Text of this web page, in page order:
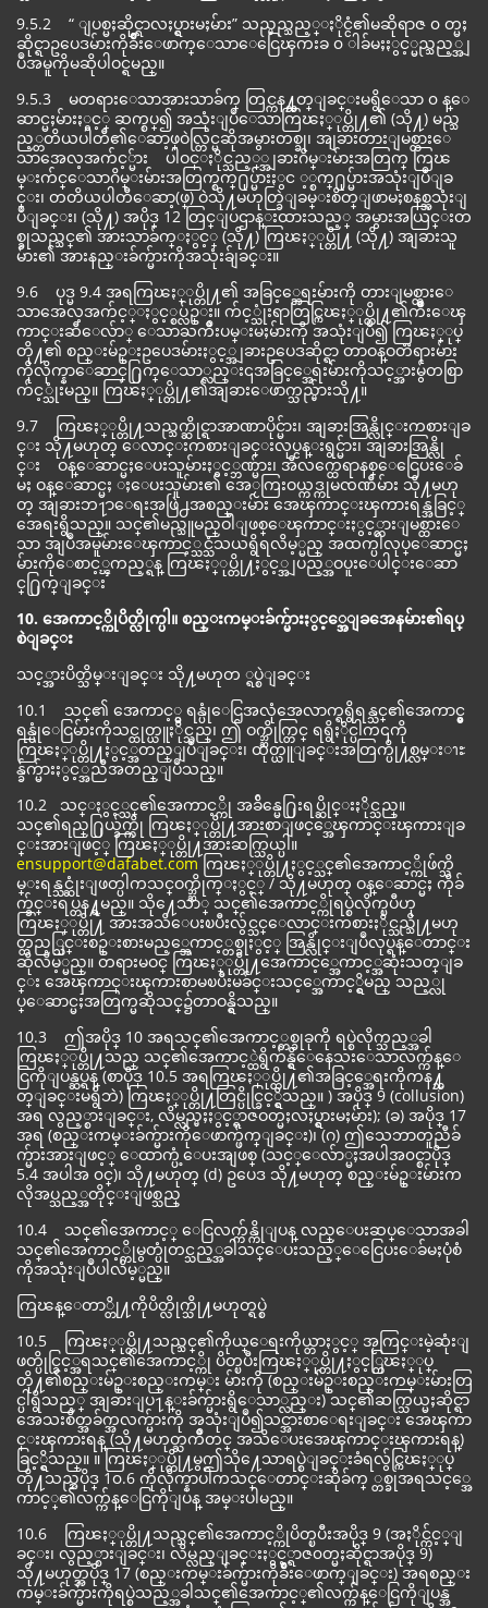
9.5.2 “ ျပစ္မႈဆိုင္ရာလႈပ္ရွားမႈမ်ား” သည္မည္သည့္ႏိုင္ငံ၏မဆိုရာဇ ၀ တ္မႈ
ဆိုင္ရာဥပေဒမ်ားကိုခ်ိဳးေဖာက္ေသာေငြေၾကးခ ၀ ါခ်မႈႏွင့္မည္သည့္အျ
ပဳအမူကိုမဆိုပါဝင္ရမည္။
9.5.3 မတရားေသာအားသာခ်က္ တြင္ကန႔္သတ္ျခင္းမရွိေသာ ၀ န္ေ
ဆာင္မႈမ်ားႏွင့္ ဆက္စပ္၍ အသုံးျပဳေသာကြၽႏ္ုပ္တို႔၏ (သို႔) မည္သ
ည့္တတိယပါတီ၏ေဆာ့ဖ္ဝဲလ္တြင္မဆိုအမွားတစ္ခု၊ အျခားတားျမစ္ထားေ
သာအေလ့အက်င့္မ်ား ပါဝင္ႏိုင္သည့္္အျခားဂိမ္းမ်ားအတြက္ ကြၽ
မ္းက်င္ေသာဂိမ္းမ်ားအတြက္စက္႐ုပ္မ်ားႏွင ့္စက္႐ုပ္မ်ားအသုံးျပဳျခ
င္း၊ တတိယပါတီေဆာ့(ဖ္) ဝဲသို႔မဟုတ္ခြဲျခမ္းစိတ္ျဖာမႈစနစ္အသုံးျ
ပဳျခင္း၊ (သို႔) အပိုဒ္ 12 တြင္ျပဌာန္းထားသည့္ အမွားအယြင္းတ
စ္ခုသည္သင္၏ အားသာခ်က္ႏွင့္ (သို႔) ကြၽႏ္ုပ္တို႔ (သို႔) အျခားသူ
မ်ား၏ အားနည္းခ်က္မ်ားကိုအသုံးခ်ျခင္း။
9.6 ပုဒ္မ 9.4 အရကြၽႏ္ုပ္တို႔၏ အခြင့္အေရးမ်ားကို တားျမစ္ထားေ
သာအေလ့အက်င့္ႏွင့္စပ္လ်ဥ္း။ က်င့္သုံးရာတြင္ကြၽႏ္ုပ္တို႔၏က်ိဳးေၾ
ကာင္းဆီေလ်ာ္ ေသာႀကိဳးပမ္းမႈမ်ားကို အသုံးျပဳ၍ ကြၽႏ္ုပ္
တို႔၏ စည္းမ်ဥ္းဥပေဒမ်ားႏွင့္အျခားဥပေဒဆိုင္ရာ တာဝန္ဝတၱရားမ်ား
ကိုလိုက္နာေဆာင္႐ြက္ေသာ္လည္း၎အခြင့္အေရးမ်ားကိုသင့္အားမွ်တစြာ
က်င့္သုံးမည္။ ကြၽႏ္ုပ္တို႔၏အျခားေဖာက္သည္မ်ားသို႔။
9.7 ကြၽႏ္ုပ္တို႔သည္သက္ဆိုင္ရာအာဏာပိုင္မ်ား၊ အျခားအြန္လိုင္းကစားျခ
င္း သို႔မဟုတ္ ေလာင္းကစားျခင္းလုပ္ငန္းရွင္မ်ား၊ အျခားအြန္လို
င္း ဝန္ေဆာင္မႈေပးသူမ်ားႏွင့္ဘဏ္မ်ား၊ အီလက္ထေရာနစ္ေငြေပးေခ်
မႈ ဝန္ေဆာင္မႈ ႈေပးသူမ်ား၏ အေႂကြးဝယ္ကဒ္ကုမၸဏီမ်ား သို႔မဟု
တ္ အျခားဘ႑ာေရးအဖြဲ႕အစည္းမ်ား အေၾကာင္းၾကားရန္အခြင့္
အေရးရွိသည္။ သင္၏မည္သူမည္ဝါျဖစ္ေၾကာင္းႏွင့္တားျမစ္ထားေ
သာ အျပဳအမူမ်ားေၾကာင့္သင္သံသယရွိရလိမ့္မည္ အထက္ပါလုပ္ေဆာင္မႈ
မ်ားကိုေစာင့္ၾကည့္ရန္ ကြၽႏ္ုပ္တို႔ႏွင့္အျပည့္အဝပူးေပါင္းေဆာ
င္႐ြက္ျခင္း
10. အေကာင့္ကိုပိတ္လိုက္ပါ။ စည္းကမ္းခ်က္မ်ားႏွင့္အေျခအေနမ်ား၏ရပ္
စဲျခင္း
သင့္အားပိတ္သိမ္းျခင္း သို႔မဟုတ ္ရပ္စဲျခင္း
10.1 သင္၏ အေကာင့္မွ ရန္ပုံေငြအလုံအေလာက္ရရွိရန္သင္၏အေကာင့္မွ
ရန္ပုံေငြမ်ားကိုသင္ထုတ္ယူႏိုင္သည္၊ ဤ ဝက္ဘ္ဆိုက္တြင္ ရရွိႏိုင္ပါက၎ကို
ကြၽႏ္ုပ္တို႔ႏွင့္အတည္ျပဳျခင္း၊ ထုတ္ယူျခင္းအတြက္ပို႔စ္လမ္းၫႊ
န္ခ်က္မ်ားႏွင့္အညီအတည္ျပဳသည္။
10.2 သင္ႏွင့္သင္၏အေကာင့္ကို အခ်ိန္မေ႐ြးရပ္ဆိုင္းႏိုင္သည္။
သင္၏ရည္႐ြယ္ခ်က္ကို ကြၽႏ္ုပ္တို႔အားစာျဖင့္အေၾကာင္းၾကားျခ
င္းအားျဖင့္ ကြၽႏ္ုပ္တို႔အားဆက္သြယ္ပါ။
ensupport@dafabet.comကြၽႏ္ုပ္တို႔ႏွင့္သင္၏အေကာင့္ကိုဖ်က္သိ
မ္းရန္သင္ဆုံးျဖတ္ပါကသင္ဝက္ဘ္ဆိုက္ႏွင့္ / သို႔မဟုတ္ ဝန္ေဆာင္မႈ ကိုခ်
က္ခ်င္းရပ္တန႔္ရမည္။ သို႔ေသာ္ သင္၏အေကာင့္ကိုရပ္စဲလိုက္ၿပီဟု
ကြၽႏ္ုပ္တို႔ အားအသိေပးၿပီးလွ်င္သင္ေလာင္းကစားႏိုင္သည္သို႔မဟု
တ္ထည့္သြင္းစဥ္းစားမည့္အေကာင့္တစ္ခုႏွင့္ အြန္လိုင္းျပဳလုပ္ရန္ေတာင္း
ဆိုလိမ့္မည္။ တရားမဝင္ ကြၽႏ္ုပ္တို႔အေကာင့္အေကာင့္အဆုံးသတ္ျခ
င္း အေၾကာင္းၾကားစာမၿပီးမခ်င္းသင့္အေကာင့္ရွိမည္ သည့္လု
ပ္ေဆာင္မႈအတြက္မဆိုသင္၌တာဝန္ရွိသည္။
10.3 ဤအပိုဒ္ 10 အရသင္၏အေကာင့္တစ္ခုခုကို ရပ္စဲလိုက္သည့္အခါ
ကြၽႏ္ုပ္တို႔သည္ သင္၏အေကာင့္ထဲရွိက်န္ရွိေနေသးေသာလက္က်န္ေ
ငြကိုျပန္ဆပ္ရန္ (စာပိုဒ္ 10.5 အရကြၽႏ္ုပ္တို႔၏အခြင့္အေရးကိုကန႔္သ
တ္ျခင္းမရွိဘဲ) ကြၽႏ္ုပ္တို႔တြင္ပိုင္ခြင့္ရွိသည္။ ) အပိုဒ္ 9 (collusion)
အရ လွည့္စားျခင္း, လိမ္လည္မႈႏွင့္ရာဇဝတ္မႈလႈပ္ရွားမႈမ်ား); (ခ) အပိုဒ္ 17
အရ (စည္းကမ္းခ်က္မ်ားကိုေဖာက္ဖ်က္ျခင္း)၊ (ဂ) ဤသေဘာတူညီခ်
က္မ်ားအားျဖင့္ ေထာက္ပံ့ေပးအျဖစ္ (သင့္ေလ်ာ္မႈအပါအ၀င္စာပိုဒ္
5.4 အပါအ ၀င္)၊ သို႔မဟုတ္ (d) ဥပေဒ သို႔မဟုတ္ စည္းမ်ဥ္းမ်ားက
လိုအပ္သည့္အတိုင္းျဖစ္သည္
10.4 သင္၏အေကာင့္ ေငြလက္က်န္ကိုျပန္ လည္ေပးဆပ္ေသာအခါ
သင္၏အေကာင့္ကိုမွတ္ပုံတင္သည့္အခါသင္ေပးသည့္ေငြေပးေခ်မႈပုံစံ
ကိုအသုံးျပဳပါလိမ့္မည္။
ကြၽန္ေတာ္တို႔ကိုပိတ္လိုက္သို႔မဟုတ္ရပ္စဲ
10.5 ကြၽႏ္ုပ္တို႔သည္သင္၏ကိုယ္ေရးကိုယ္တာႏွင့္ အႂကြင္းမဲ့ဆုံးျ
ဖတ္ပိုင္ခြင့္အရသင္၏အေကာင့္ကို ပိတ္ၿပီးကြၽႏ္ုပ္တို႔ႏွင့္ကြၽႏ္ုပ္
တို႔၏စည္းမ်ဥ္းစည္းကမ္း မ်ားကို (စည္းမ်ဥ္းစည္းကမ္းမ်ားတြ
င္ပါရွိသည့္ အျခားျပ႑န္းခ်က္မ်ားရွိေသာ္လည္း) သင္၏ဆက္သြယ္မႈဆိုင္ရာ
အေသးစိတ္အခ်က္အလက္မ်ားကို အသုံးျပဳ၍သင္အားစာေရးျခင္း အေၾကာ
င္းၾကားရန္ (သို႔မဟုတ္ႀကိဳတင္ အသိေပးအေၾကာင္းၾကားရန္)
ခြင့္ရွိသည္။ ။ ကြၽႏ္ုပ္တို႔မွဤသို႔ေသာရပ္စဲျခင္းခံရလွ်င္ကြၽႏ္ုပ္
တို႔သည္အပိုဒ္ 1၀.6 ကိုလိုက္နာပါကသင္ေတာင္းဆိုခ်က္ ္တစ္ခုအရသင့္အေ
ကာင့္၏လက္က်န္ေငြကိုျပန္ အမ္းပါမည္။
10.6 ကြၽႏ္ုပ္တို႔သည္သင္၏အေကာင့္ကိုပိတ္ၿပီးအပိုဒ္ 9 (အႏိုင္က်င့္ျ
ခင္း၊ လွည့္စားျခင္း၊ လိမ္လည္ျခင္းႏွင့္ရာဇ၀တ္မႈဆိုင္ရာအပိုဒ္ 9)
သို႔မဟုတ္အပိုဒ္ 17 (စည္းကမ္းခ်က္မ်ားကိုခ်ိဳးေဖာက္ျခင္း) အရစည္း
ကမ္းခ်က္မ်ားကိုရပ္စဲသည့္အခါသင္၏အေကာင့္၏လက္က်န္ေငြကိုျပန္အ